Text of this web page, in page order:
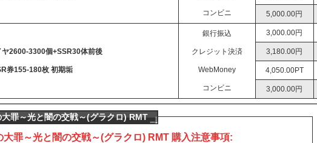
コンビニ 5,000.00円
ヤ2600-3300個+SSR30体前後
券155-180枚 初期垢
銀行振込
クレジット決済
WebMoney
コンビニ
3,000.00円
3,180.00円
4,050.00PT
3,000.00円
罪～光と闇の交戦～(グラクロ) RMT
大罪～光と闇の交戦～(グラクロ) RMT 購入注意事項: